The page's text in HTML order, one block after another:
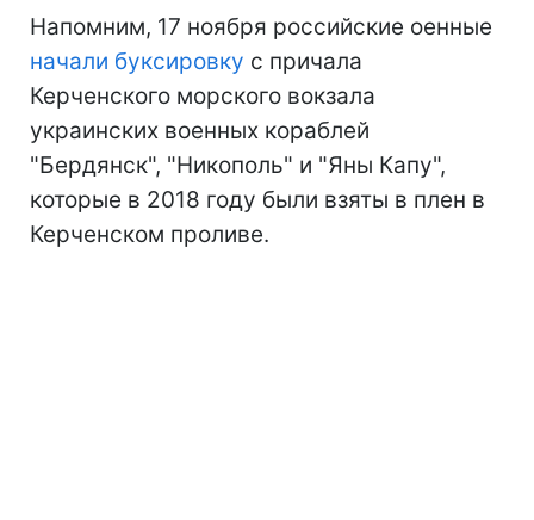
Напомним, 17 ноября российские оенные
начали буксировку с причала
Керченского морского вокзала
украинских военных кораблей
"Бердянск", "Никополь" и "Яны Капу",
которые в 2018 году были взяты в плен в
Керченском проливе.